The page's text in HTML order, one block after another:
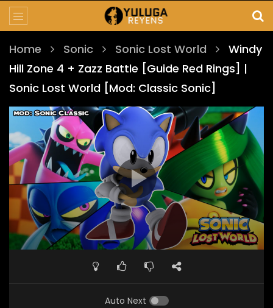
Home Sonic Sonic Lost World
Windy
Hill Zone 4 + Zazz Battle [Guide Red Rings] |
Sonic Lost World [Mod: Classic Sonic]
Auto Next